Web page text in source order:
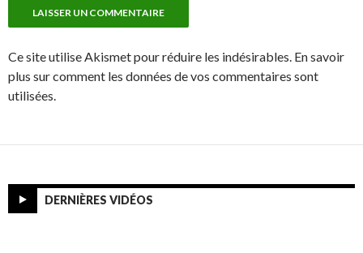
Ce site utilise Akismet pour réduire les indésirables. En savoir
plus sur comment les données de vos commentaires sont
utilisées.
DERNIÈRES VIDÉOS